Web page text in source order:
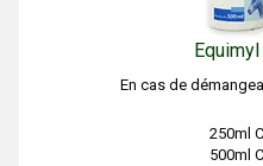
En cas de
250ml
500ml